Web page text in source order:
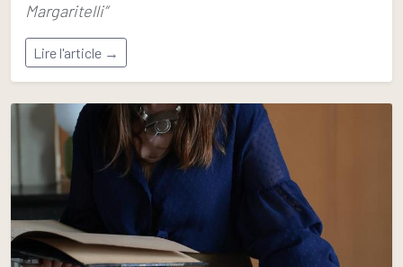
Margaritelli”
Lire l'article →